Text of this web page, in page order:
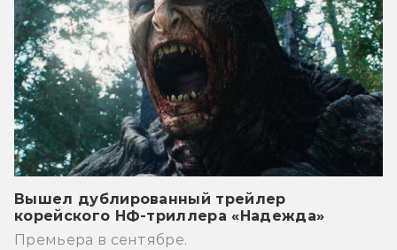
Вышел дублированный трейлер
корейского НФ-триллера «Надежда»
Премьера в сентябре.